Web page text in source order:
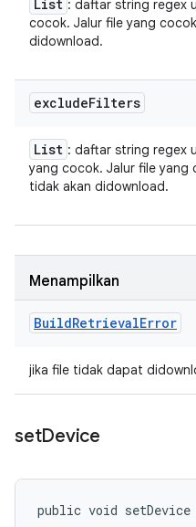
List : daftar string regex
cocok. Jalur file yang
didownload.
excludeFilters
List : daftar string regex
yang cocok. Jalur file
tidak akan didownload.
Menampilkan
BuildRetrievalError
jika file tidak dapat
setDevice
public void